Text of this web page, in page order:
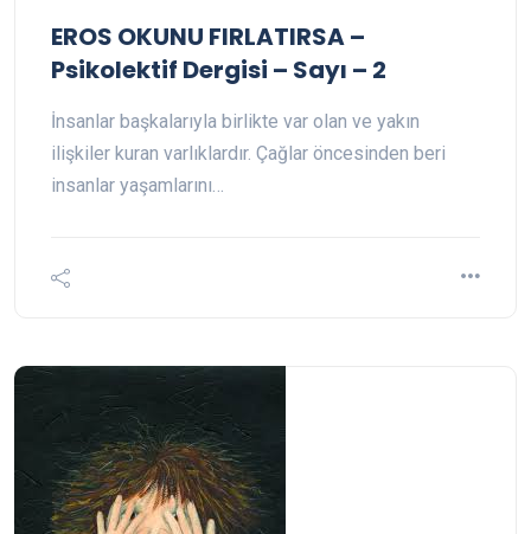
EROS OKUNU FIRLATIRSA –
Psikolektif Dergisi – Sayı – 2
İnsanlar başkalarıyla birlikte var olan ve yakın
ilişkiler kuran varlıklardır. Çağlar öncesinden beri
insanlar yaşamlarını…